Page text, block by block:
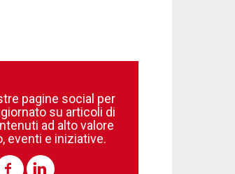
pagine social per
su articoli di
ad alto valore
eventi e iniziative.